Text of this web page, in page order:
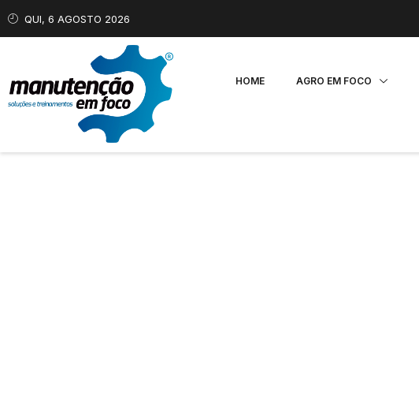
QUI, 6 AGOSTO 2026
HOME AGRO EM FOCO